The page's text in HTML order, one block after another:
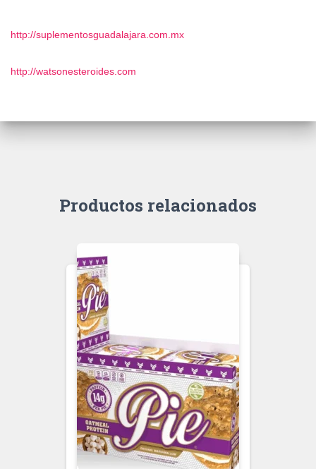
http://suplementosguadalajara.com.mx
http://watsonesteroides.com
Productos relacionados